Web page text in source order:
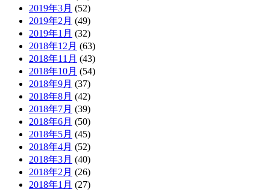
2019年3月 (52)
2019年2月 (49)
2019年1月 (32)
2018年12月 (63)
2018年11月 (43)
2018年10月 (54)
2018年9月 (37)
2018年8月 (42)
2018年7月 (39)
2018年6月 (50)
2018年5月 (45)
2018年4月 (52)
2018年3月 (40)
2018年2月 (26)
2018年1月 (27)